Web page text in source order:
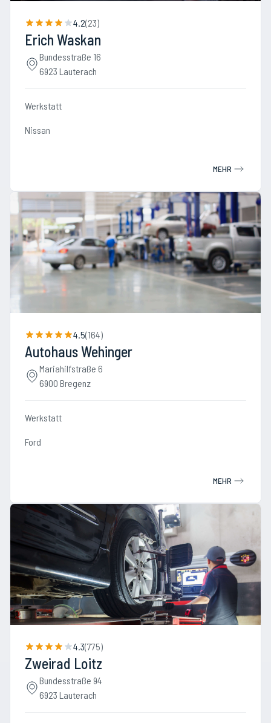
4.2(23)
Erich Waskan
Bundesstraße 16
6923 Lauterach
Werkstatt
Nissan
MEHR
4.5(164)
Autohaus Wehinger
Mariahilfstraße 6
6900 Bregenz
Werkstatt
Ford
MEHR
4.3(775)
Zweirad Loitz
Bundesstraße 94
6923 Lauterach